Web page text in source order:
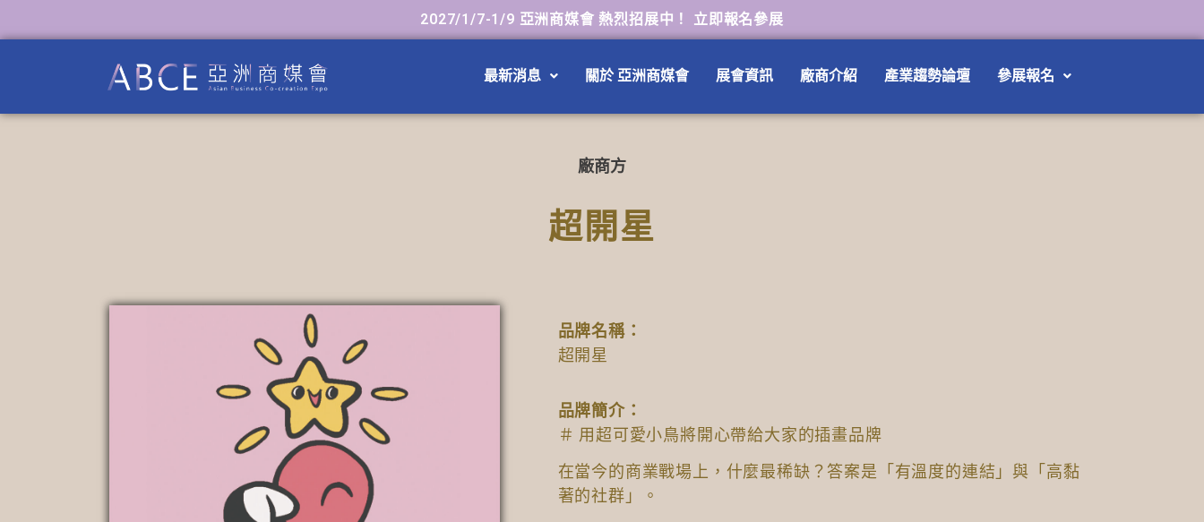
2027/1/7-1/9 亞洲商媒會 熱烈招展中！ 立即報名參展
最新消息 關於 亞洲商媒會 展會資訊 廠商介紹 產業趨勢論壇 參展報名
廠商方
超開星
品牌名稱：
超開星
品牌簡介：
＃ 用超可愛小鳥將開心帶給大家的插畫品牌
在當今的商業戰場上，什麼最稀缺？答案是「有溫度的連結」與「高黏
著的社群」。